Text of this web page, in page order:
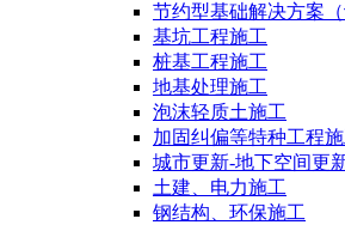
节约型基础解决方案
基坑工程施工
桩基工程施工
地基处理施工
泡沫轻质土施工
加固纠偏等特种工程
城市更新-地下空间更
土建、电力施工
钢结构、环保施工